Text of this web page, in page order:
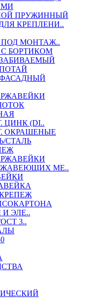
ПРУЖИННЫЙ
КРЕПЛЕНИ..
ПОД МОНТАЖ..
С БОРТИКОМ
ФАСАДНЫЙ
ЦИНК (DI..
ОКРАШЕНЫЕ
СТАЛЬ
МЕ..
И ЭЛЕ..
3..